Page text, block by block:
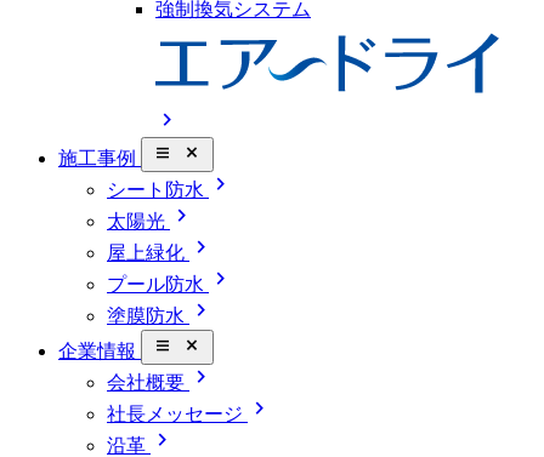
強制換気システム
chevron_right
施工事例 close_small
シート防水 chevron_right
太陽光 chevron_right
屋上緑化 chevron_right
プール防水 chevron_right
塗膜防水 chevron_right
企業情報 close_small
会社概要 chevron_right
社長メッセージ chevron_right
沿革 chevron_right